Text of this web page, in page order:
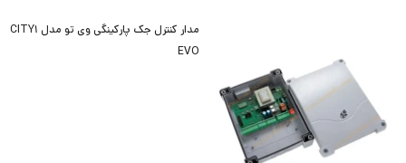
مدار کنترل جک پارکینگی وی تو مدل CITY1
EVO